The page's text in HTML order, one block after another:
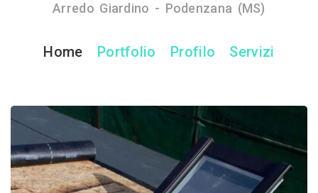
Arredo Giardino - Podenzana (MS)
Home Portfolio Profilo Servizi